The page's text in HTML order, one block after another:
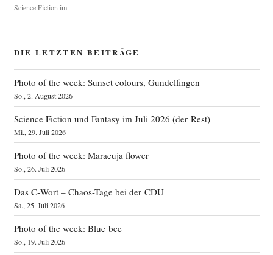
Science Fiction im
DIE LETZTEN BEITRÄGE
Photo of the week: Sunset colours, Gundelfingen
So., 2. August 2026
Science Fiction und Fantasy im Juli 2026 (der Rest)
Mi., 29. Juli 2026
Photo of the week: Maracuja flower
So., 26. Juli 2026
Das C‑Wort – Chaos-Tage bei der CDU
Sa., 25. Juli 2026
Photo of the week: Blue bee
So., 19. Juli 2026